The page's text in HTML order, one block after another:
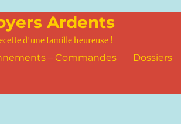
Ardents
d'une famille heureuse !
– Commandes Dossiers